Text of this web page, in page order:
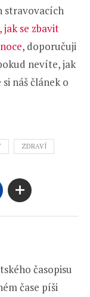
stravovacích
jak se zbavit
, doporučuji
nevíte, jak
náš článek o
ZDRAVÍ
časopisu
čase píši